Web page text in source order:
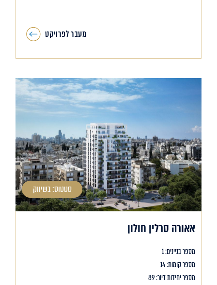
מעבר לפרויקט
סטטוס: בשיווק
אאורה סרלין חולון
מספר בניינים: 1
מספר קומות: 14
מספר יחידות דיור: 89